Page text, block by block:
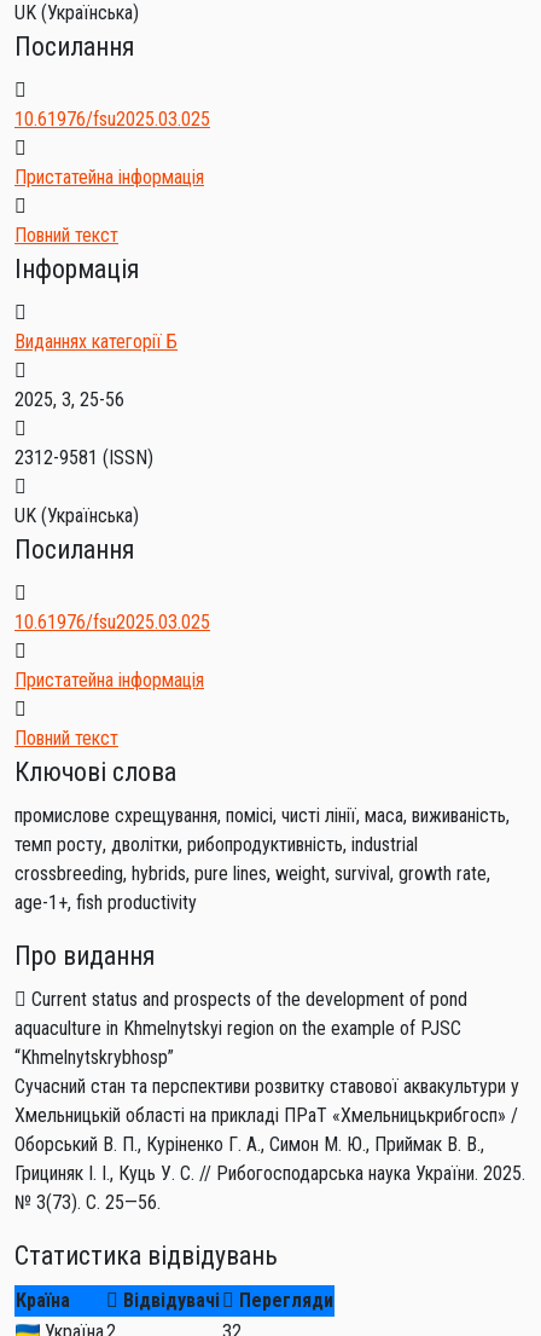
UK (Українська)
Посилання
10.61976/fsu2025.03.025
Пристатейна інформація
Повний текст
Інформація
Виданнях категорії Б
2025, 3, 25-56
2312-9581 (ISSN)
UK (Українська)
Посилання
10.61976/fsu2025.03.025
Пристатейна інформація
Повний текст
Ключові слова
промислове схрещування, помісі, чисті лінії, маса, виживаність,
темп росту, дволітки, рибопродуктивність, industrial
crossbreeding, hybrids, pure lines, weight, survival, growth rate,
age-1+, fish productivity
Про видання
Current status and prospects of the development of pond
aquaculture in Khmelnytskyi region on the example of PJSC
“Khmelnytskrybhosp”
Сучасний стан та перспективи розвитку ставової аквакультури у
Хмельницькій області на прикладі ПРаТ «Хмельницькрибгосп» /
Оборський В. П., Куріненко Г. А., Симон М. Ю., Приймак В. В.,
Грициняк І. І., Куць У. С. // Рибогосподарська наука України. 2025.
№ 3(73). С. 25—56.
Статистика відвідувань
Країна Відвідувачі
Перегляди